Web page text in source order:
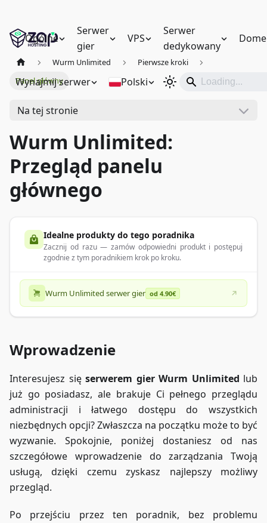
Ogólne
Serwer
gier
VPS
Serwer
dedykowany
Wynajmij serwer Polski
Wurm Unlimited
Pierwsze kroki
Panel główny
Na tej stronie
Wurm Unlimited:
Przegląd panelu
głównego
Idealne produkty do tego poradnika
Zacznij od razu — zamów odpowiedni produkt i postępuj
zgodnie z tym poradnikiem krok po kroku.
Wurm Unlimited serwer gier od 4.90€
Wprowadzenie
Interesujesz się serwerem gier Wurm Unlimited lub
już go posiadasz, ale brakuje Ci pełnego przeglądu
administracji i łatwego dostępu do wszystkich
niezbędnych opcji? Zwłaszcza na początku może to być
wyzwanie. Spokojnie, poniżej dostaniesz od nas
szczegółowe wprowadzenie do zarządzania Twoją
usługą, dzięki czemu zyskasz najlepszy możliwy
przegląd.
Po przejściu przez ten poradnik, bez problemu